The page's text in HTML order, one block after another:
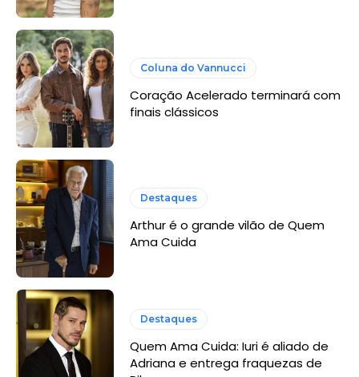
Coluna do Vannucci
Coração Acelerado terminará com
finais clássicos
Destaques
Arthur é o grande vilão de Quem
Ama Cuida
Destaques
Quem Ama Cuida: Iuri é aliado de
Adriana e entrega fraquezas de